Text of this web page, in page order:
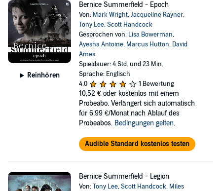
Reinhören
Bernice Summerfield - Epoch
Von: Mark Wright,Jacqueline Rayner,
Tony Lee,Scott Handcock
Gesprochen von: Lisa Bowerman,
Ayesha Antoine, Marcus Hutton, David
Ames
Spieldauer: 4 Std. und 23 Min.
Sprache: Englisch
4,0
1 Bewertung
10,52 € oder kostenlos mit einem
Probeabo. Verlängert sich automatisch
für 6,99 €/Monat nach Ablauf des
Probeabos. Bedingungen gelten.
Audible Standard kostenlos testen
Bernice Summerfield - Legion
Von:Tony Lee,Scott Handcock, Miles